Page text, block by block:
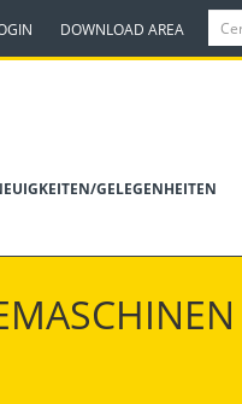
DOWNLOAD AREA
GELEGENHEITEN